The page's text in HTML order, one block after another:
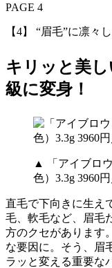
PAGE 4
【4】 “眉毛”に凛々
キリッと美
級に変身！
▲ 「アイブロ
色）3.3g 3960
直毛で下向きに生え
毛、軟毛など、眉毛
方のクセがあります
な要因に。そう、眉
ラッと変える重要な